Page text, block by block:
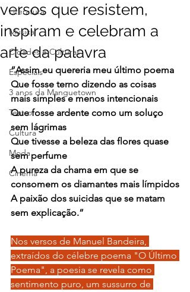
Literatura
Música
Cidades e Culturas
Especiais
3 anos da Manguetown
Teatro
Cultura
Moda
Cinema
versos que resistem,
inspiram e celebram a
arte da palavra
“Assim eu quereria meu último poema
Que fosse terno dizendo as coisas
mais simples e menos intencionais
Que fosse ardente como um soluço
sem lágrimas
Que tivesse a beleza das flores quase
sem perfume
A pureza da chama em que se
consomem os diamantes mais límpidos
A paixão dos suicidas que se matam
sem explicação.”
Nos versos de Manuel Bandeira,
extraídos do célebre poema "O Último
Poema", a poesia se revela como
sentimento puro, um sussurro de